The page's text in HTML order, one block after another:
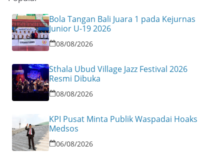
Bola Tangan Bali Juara 1 pada Kejurnas
Junior U-19 2026
08/08/2026
Sthala Ubud Village Jazz Festival 2026
Resmi Dibuka
08/08/2026
KPI Pusat Minta Publik Waspadai Hoaks
Medsos
06/08/2026